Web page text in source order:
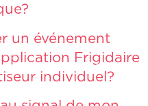
un événement
Frigidaire
individuel?